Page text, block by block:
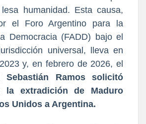
humanidad. Esta causa,
el Foro Argentino para la
Democracia (FADD) bajo el
universal, lleva en
y, en febrero de 2026, el
Sebastián Ramos solicitó
la extradición de Maduro
Unidos a Argentina.